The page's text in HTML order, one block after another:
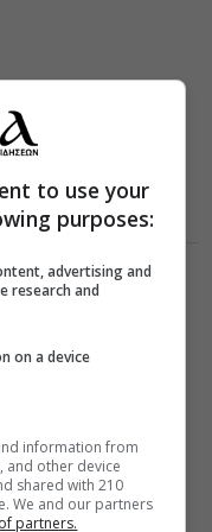
μας, έχουν ανάγκη
να εννοούμε. Αυτό...
to use your
purposes:
advertising and
research and
on a device
information from
and other device
shared with 210
We and our partners
partners.